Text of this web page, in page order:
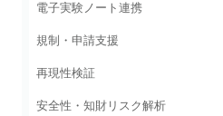
電子実験ノート連携
規制・申請支援
再現性検証
安全性・知財リスク解析